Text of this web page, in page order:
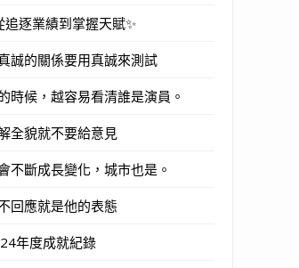
逐業績到掌握天賦✨
誠的關係要用真誠來測試
時候，越容易看清誰是演員。
全貌就不要給意見
不斷成長變化，城市也是。
回應就是他的表態
年度成就紀錄